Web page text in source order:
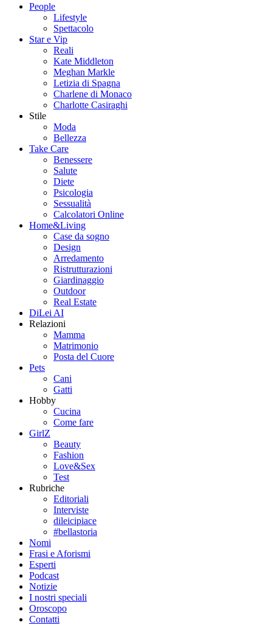
People
Lifestyle
Spettacolo
Star e Vip
Reali
Kate Middleton
Meghan Markle
Letizia di Spagna
Charlene di Monaco
Charlotte Casiraghi
Stile
Moda
Bellezza
Take Care
Benessere
Salute
Diete
Psicologia
Sessualità
Calcolatori Online
Home&Living
Case da sogno
Design
Arredamento
Ristrutturazioni
Giardinaggio
Outdoor
Real Estate
DiLei AI
Relazioni
Mamma
Matrimonio
Posta del Cuore
Pets
Cani
Gatti
Hobby
Cucina
Come fare
GirlZ
Beauty
Fashion
Love&Sex
Test
Rubriche
Editoriali
Interviste
dileicipiace
#bellastoria
Nomi
Frasi e Aforismi
Esperti
Podcast
Notizie
I nostri speciali
Oroscopo
Contatti